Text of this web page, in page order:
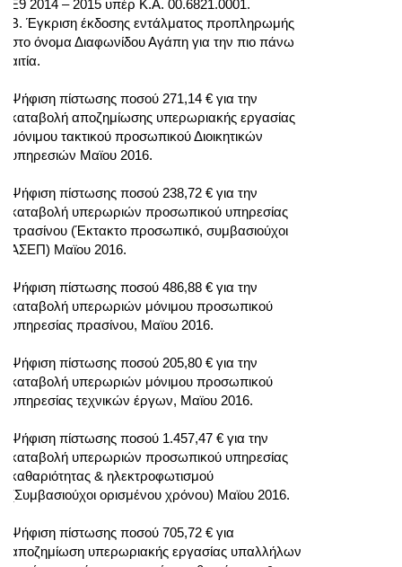
Ε9 2014 – 2015 υπέρ Κ.Α. 00.6821.0001.
Β. Έγκριση έκδοσης εντάλματος προπληρωμής
στο όνομα Διαφωνίδου Αγάπη για την πιο πάνω
αιτία.
Ψήφιση πίστωσης ποσού 271,14 € για την
καταβολή αποζημίωσης υπερωριακής εργασίας
μόνιμου τακτικού προσωπικού Διοικητικών
υπηρεσιών Μαϊου 2016.
Ψήφιση πίστωσης ποσού 238,72 € για την
καταβολή υπερωριών προσωπικού υπηρεσίας
πρασίνου (Έκτακτο προσωπικό, συμβασιούχοι
ΑΣΕΠ) Μαϊου 2016.
Ψήφιση πίστωσης ποσού 486,88 € για την
καταβολή υπερωριών μόνιμου προσωπικού
υπηρεσίας πρασίνου, Μαϊου 2016.
Ψήφιση πίστωσης ποσού 205,80 € για την
καταβολή υπερωριών μόνιμου προσωπικού
υπηρεσίας τεχνικών έργων, Μαϊου 2016.
Ψήφιση πίστωσης ποσού 1.457,47 € για την
καταβολή υπερωριών προσωπικού υπηρεσίας
καθαριότητας & ηλεκτροφωτισμού
(Συμβασιούχοι ορισμένου χρόνου) Μαϊου 2016.
Ψήφιση πίστωσης ποσού 705,72 € για
αποζημίωση υπερωριακής εργασίας υπαλλήλων